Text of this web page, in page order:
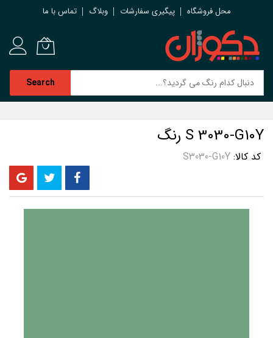
محل فروشگاه پیگیری سفارشات وبلاگ تماس با ما
Search
محتوا
S 3030-G10Y رنگ
کد کالا S3030-G10Y